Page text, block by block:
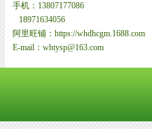
手机：13807177086
18971634056
阿里旺铺：https://whdhcgm.1688.com
E-mail：whtysp@163.com